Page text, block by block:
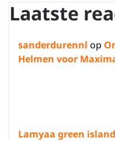
Laatste
sanderdurennl op
Helmen voor
Lamyaa green